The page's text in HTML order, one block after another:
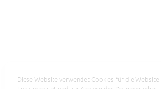
Diese Website verwendet Cookies für die Website-